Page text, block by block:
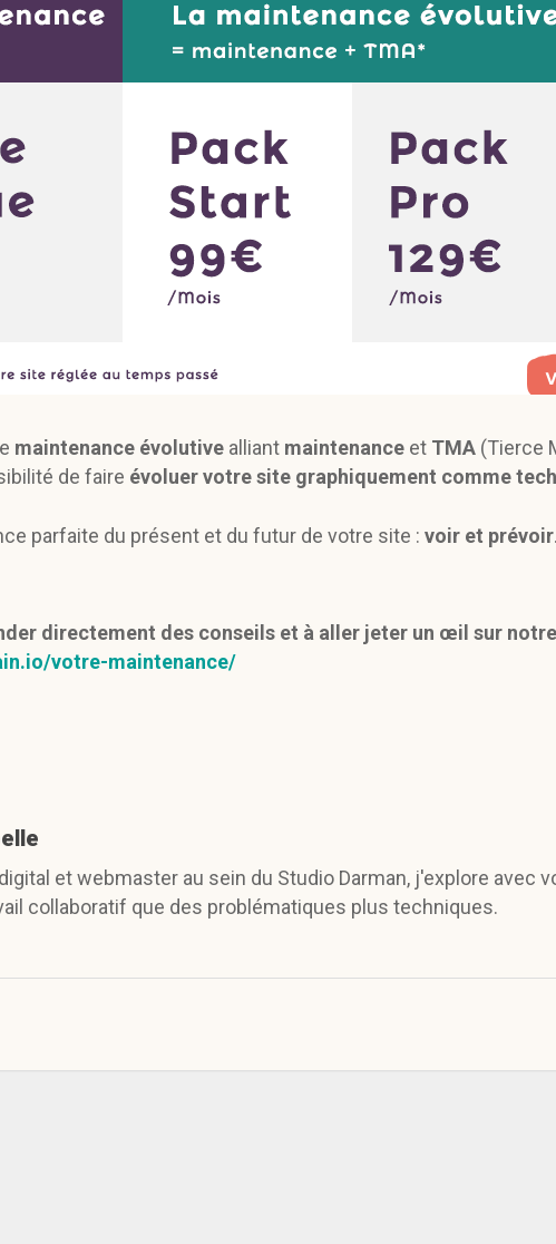
maintenance évolutive alliant maintenance et TMA (Tierce
de faire évoluer votre site graphiquement comme
parfaite du présent et du futur de votre site : voir et prévoir
directement des conseils et à aller jeter un œil sur
votre-maintenance/
et webmaster au sein du Studio Darman, j'explore avec
collaboratif que des problématiques plus techniques.